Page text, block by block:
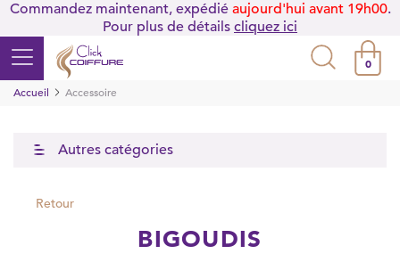
Commandez maintenant, expédié aujourd'hui avant 19h00.
Pour plus de détails cliquez ici
0
Accueil
Accessoire
Autres catégories
Retour
BIGOUDIS